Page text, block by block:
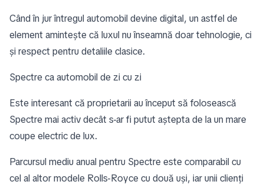
Când în jur întregul automobil devine digital, un astfel de
element amintește că luxul nu înseamnă doar tehnologie, ci
și respect pentru detaliile clasice.
Spectre ca automobil de zi cu zi
Este interesant că proprietarii au început să folosească
Spectre mai activ decât s-ar fi putut aștepta de la un mare
coupe electric de lux.
Parcursul mediu anual pentru Spectre este comparabil cu
cel al altor modele Rolls-Royce cu două uși, iar unii clienți